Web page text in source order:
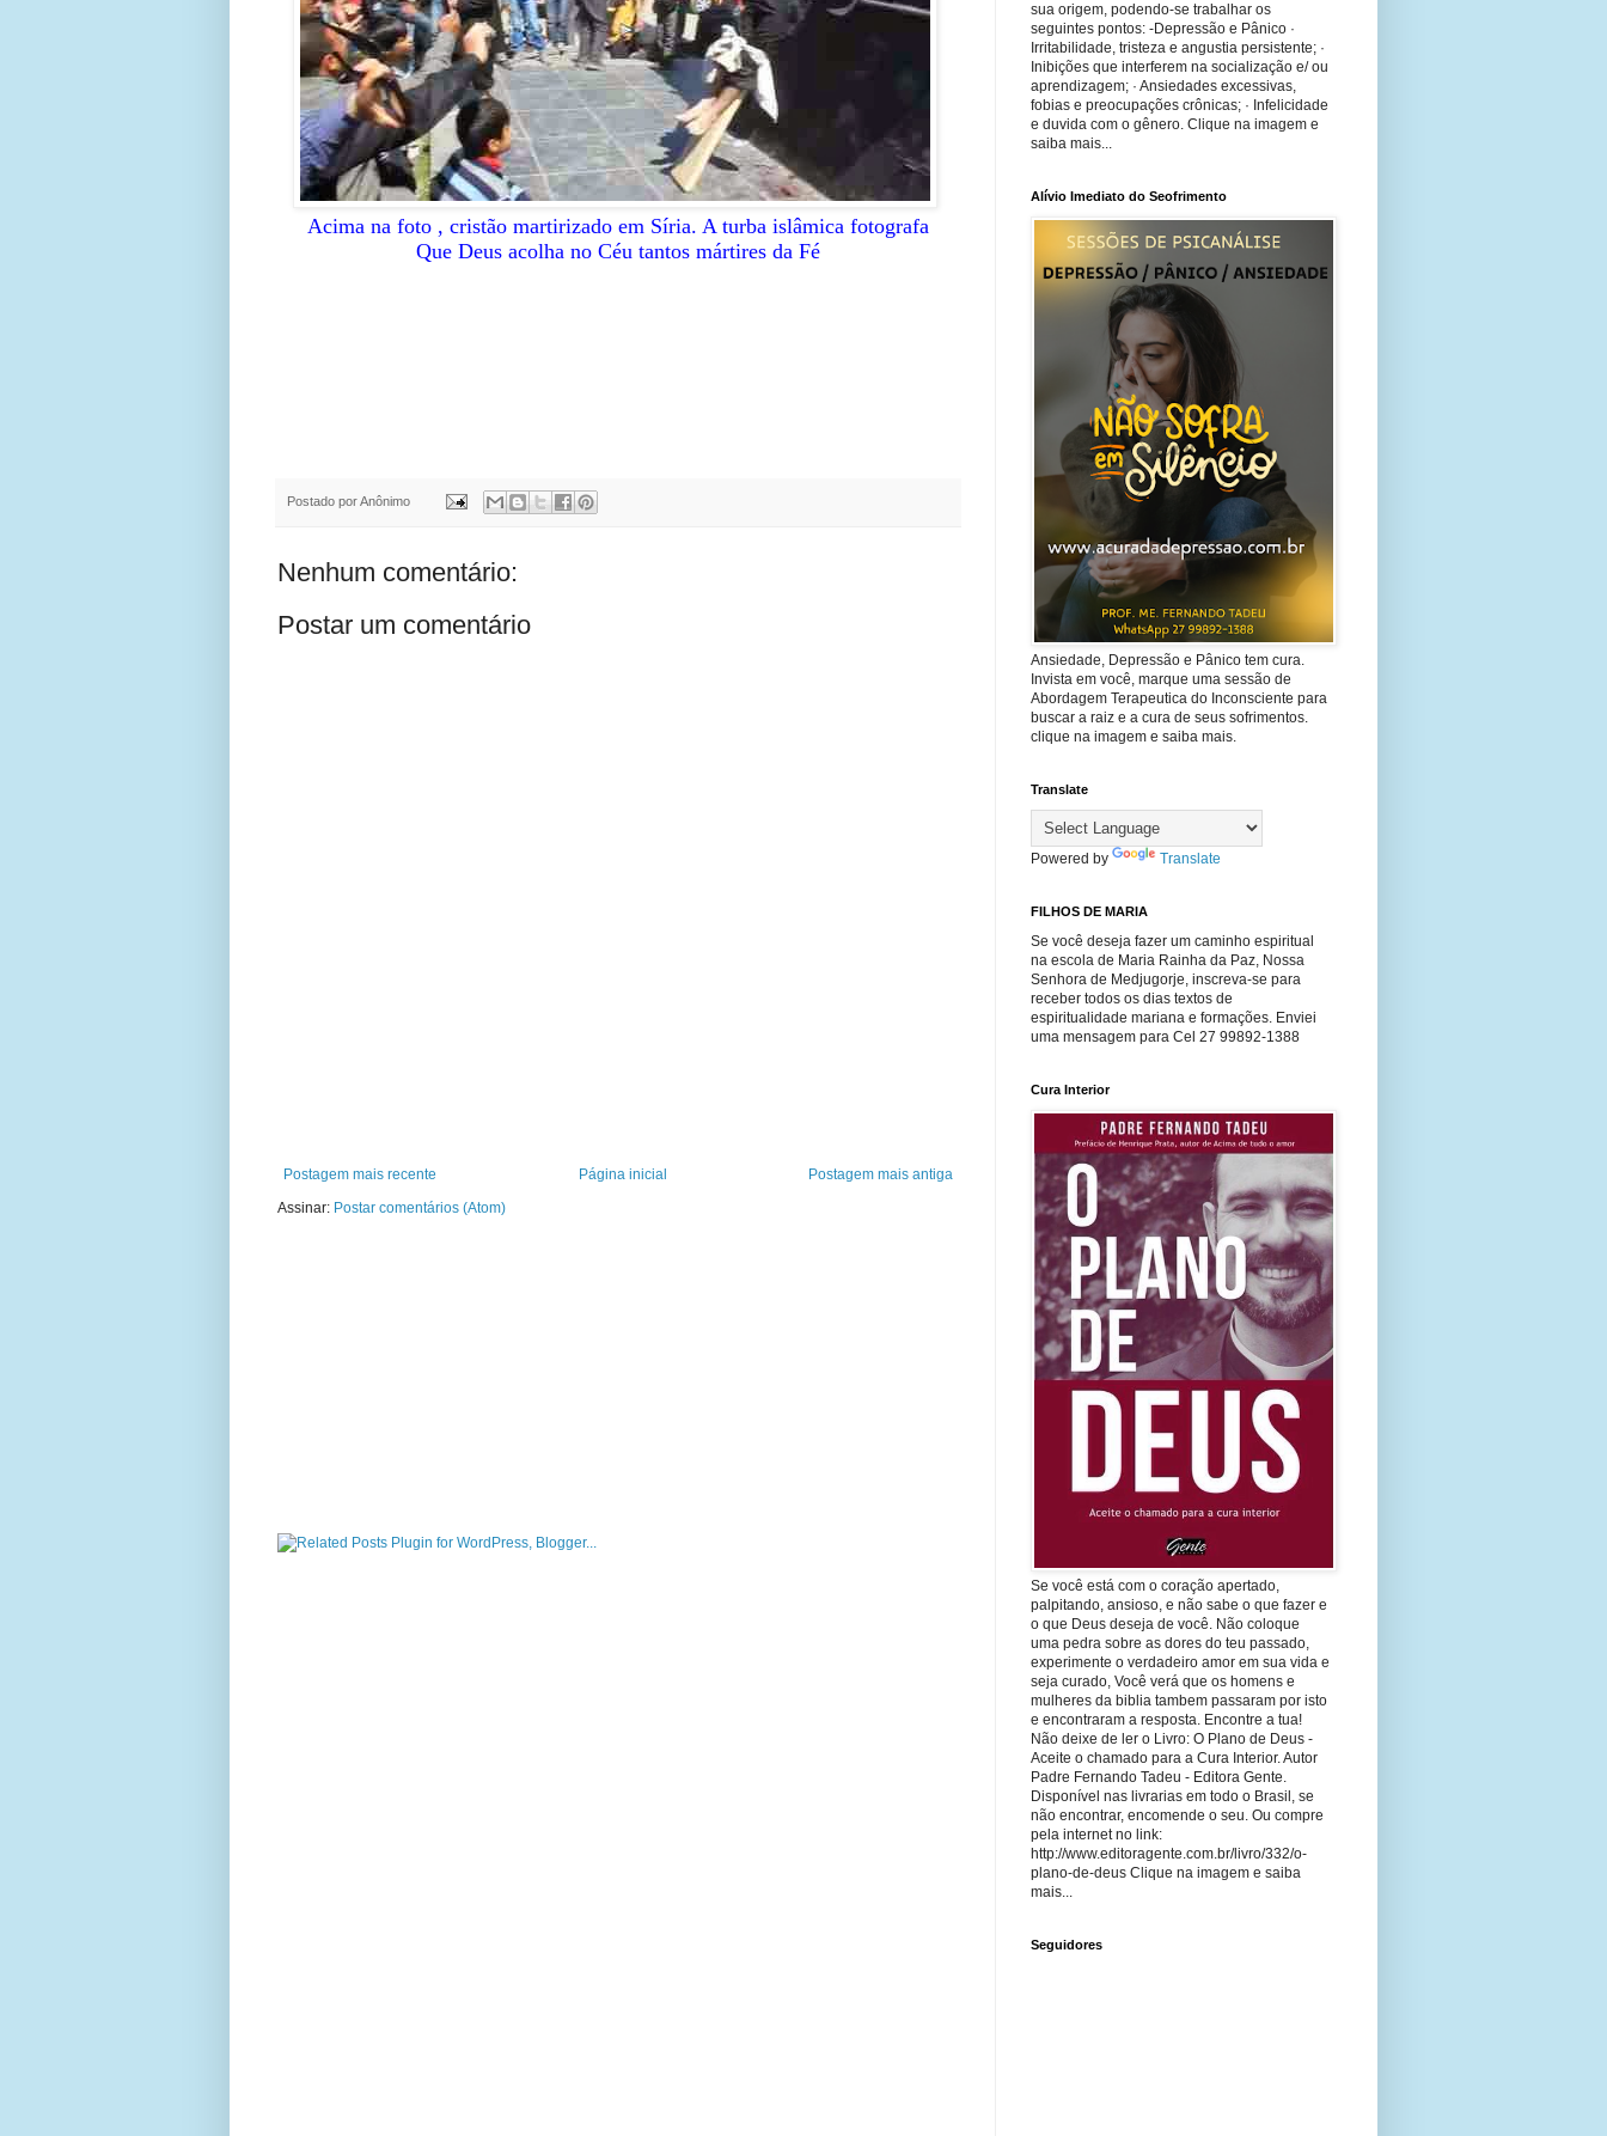
Acima na foto , cristão martirizado em Síria. A turba islâmica fotografa
Que Deus acolha no Céu tantos mártires da Fé
Postado porAnônimo
Nenhum comentário:
Postar um comentário
Postagem mais recente Postagem mais antiga
Página inicial
Assinar: Postar comentários (Atom)
sua origem, podendo-se trabalhar os
seguintes pontos: -Depressão e Pânico ·
Irritabilidade, tristeza e angustia persistente; ·
Inibições que interferem na socialização e/ ou
aprendizagem; · Ansiedades excessivas,
fobias e preocupações crônicas; · Infelicidade
e duvida com o gênero. Clique na imagem e
saiba mais...
Alívio Imediato do Seofrimento
Ansiedade, Depressão e Pânico tem cura.
Invista em você, marque uma sessão de
Abordagem Terapeutica do Inconsciente para
buscar a raiz e a cura de seus sofrimentos.
clique na imagem e saiba mais.
Translate
Powered by Translate
FILHOS DE MARIA
Se você deseja fazer um caminho espiritual
na escola de Maria Rainha da Paz, Nossa
Senhora de Medjugorje, inscreva-se para
receber todos os dias textos de
espiritualidade mariana e formações. Enviei
uma mensagem para Cel 27 99892-1388
Cura Interior
Se você está com o coração apertado,
palpitando, ansioso, e não sabe o que fazer e
o que Deus deseja de você. Não coloque
uma pedra sobre as dores do teu passado,
experimente o verdadeiro amor em sua vida e
seja curado, Você verá que os homens e
mulheres da biblia tambem passaram por isto
e encontraram a resposta. Encontre a tua!
Não deixe de ler o Livro: O Plano de Deus -
Aceite o chamado para a Cura Interior. Autor
Padre Fernando Tadeu - Editora Gente.
Disponível nas livrarias em todo o Brasil, se
não encontrar, encomende o seu. Ou compre
pela internet no link:
http://www.editoragente.com.br/livro/332/o-
plano-de-deus Clique na imagem e saiba
mais...
Seguidores